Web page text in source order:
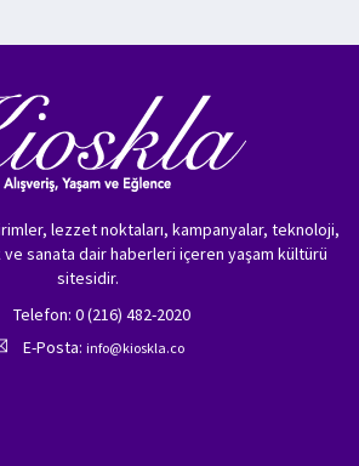
lezzet noktaları, kampanyalar, teknoloji,
sanata dair haberleri içeren yaşam kültürü
sitesidir.
Telefon: 0 (216) 482-2020
E-Posta: info@kioskla.co